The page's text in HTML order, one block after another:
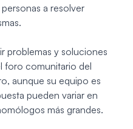
a resolver
problemas y soluciones
foro comunitario del
aunque su equipo es
pueden variar en
más grandes.